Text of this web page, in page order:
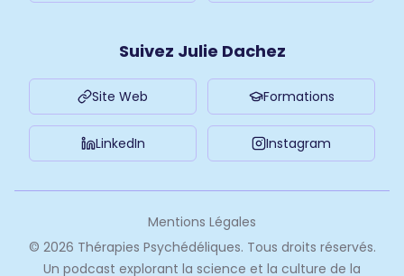
Suivez Julie Dachez
Site Web Formations
LinkedIn Instagram
Mentions Légales
© 2026 Thérapies Psychédéliques. Tous droits réservés.
Un podcast explorant la science et la culture de la